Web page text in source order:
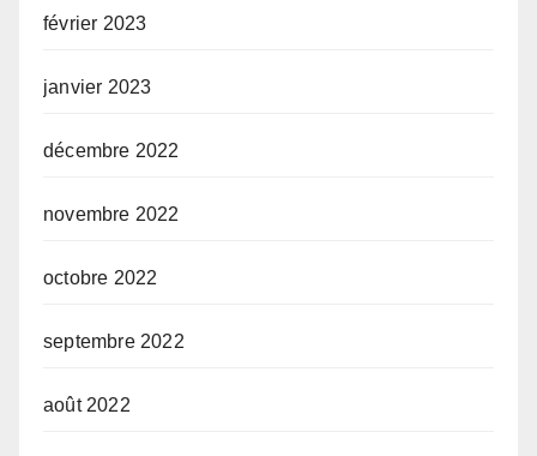
février 2023
janvier 2023
décembre 2022
novembre 2022
octobre 2022
septembre 2022
août 2022